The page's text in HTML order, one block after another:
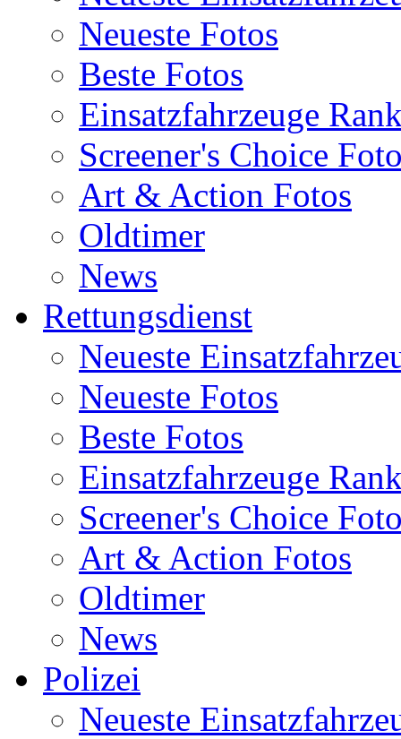
Neueste Fotos
Beste Fotos
Einsatzfahrzeuge
Screener's Choice
Art & Action Fotos
Oldtimer
News
Rettungsdienst
Neueste
Neueste Fotos
Beste Fotos
Einsatzfahrzeuge
Screener's Choice
Art & Action Fotos
Oldtimer
News
Polizei
Neueste